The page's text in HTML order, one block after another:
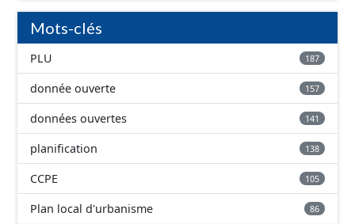
Mots-clés
PLU 187
donnée ouverte 157
données ouvertes 141
planification 138
CCPE 105
Plan local d'urbanisme 86